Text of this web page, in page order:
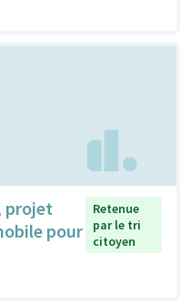
projet
pour
Retenue
par le tri
citoyen